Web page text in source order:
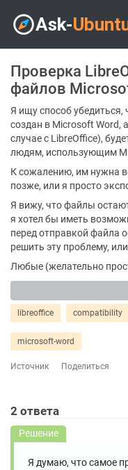
Проверка
файлов
Я ищу способ
создан в Microsoft Word,
случае с LibreOffice),
людям, использующим
К сожалению, им нужна
позже, или я просто
Я вижу, что файлы
я хотел бы иметь
перед отправкой файла
решить эту проблему,
Любые (желательно
libreoffice compatibility
microsoft-word
Источник
Поделиться
2 ответа
Решение
Я думаю, что самое